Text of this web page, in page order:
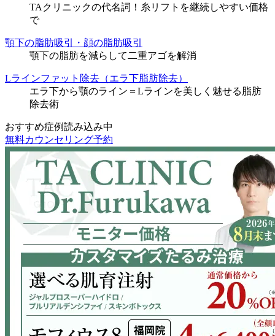
TAクリニックの代名詞！糸リフトを継続しやすい価格
で
顎下の脂肪吸引・顔の脂肪吸引
顎下の脂肪を減らして二重アゴを解消
Lラインファット除去（エラ下脂肪除去）
エラ下から顎のライン＝Lラインを美しく魅せる脂肪
除去術
おすすめ症例読み込み中
無料カウンセリング予約